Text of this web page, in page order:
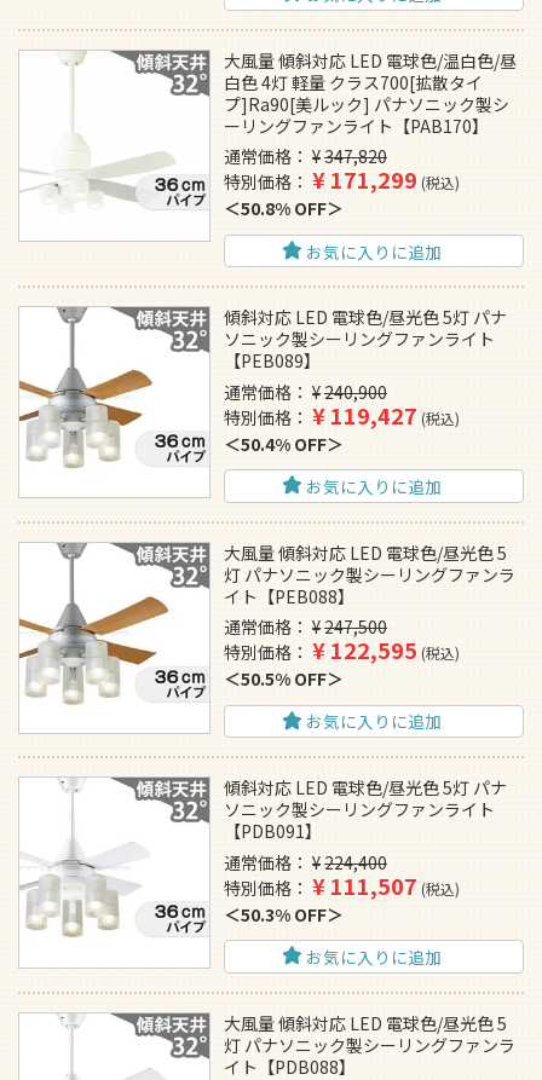
大風量 傾斜対応 LED 電球色/温白色/昼
白色 4灯 軽量 クラス700[拡散タイ
プ]Ra90[美ルック] パナソニック製シ
ーリングファンライト【PAB170】
通常価格
¥347,820
特別価格
¥171,299 税込
50.8% OFF
お気に入りに追加
傾斜対応 LED 電球色/昼光色 5灯 パナ
ソニック製シーリングファンライト
【PEB089】
通常価格
¥240,900
特別価格
¥119,427 税込
50.4% OFF
お気に入りに追加
大風量 傾斜対応 LED 電球色/昼光色 5
灯 パナソニック製シーリングファンラ
イト【PEB088】
通常価格
¥247,500
特別価格
¥122,595 税込
50.5% OFF
お気に入りに追加
傾斜対応 LED 電球色/昼光色 5灯 パナ
ソニック製シーリングファンライト
【PDB091】
通常価格
¥224,400
特別価格
¥111,507 税込
50.3% OFF
お気に入りに追加
大風量 傾斜対応 LED 電球色/昼光色 5
灯 パナソニック製シーリングファンラ
イト【PDB088】